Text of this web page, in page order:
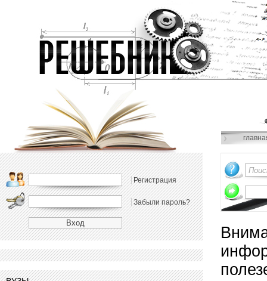
Регистрация
Забыли пароль?